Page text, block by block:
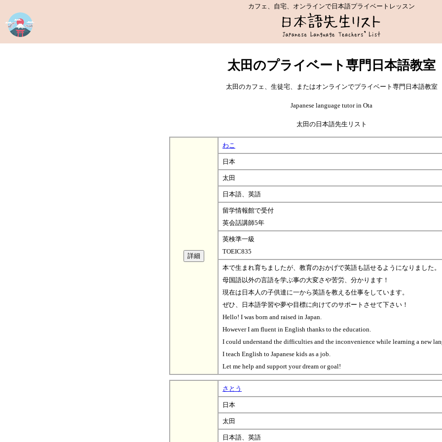
カフェ、自宅、オンラインで日本語プライベートレッスン
太田のプライベート専門日本語教室
太田のカフェ、生徒宅、またはオンラインでプライベート専門日本語教室
Japanese language tutor in Ota
太田の日本語先生リスト
わこ
日本
太田
日本語、英語
留学情報館で受付
英会話講師5年
英検準一級
TOEIC835
本で生まれ育ちましたが、教育のおかげで英語も話せるようになりました。
母国語以外の言語を学ぶ事の大変さや苦労、分かります！
現在は日本人の子供達に一から英語を教える仕事をしています。
ぜひ、日本語学習や夢や目標に向けてのサポートさせて下さい！
Hello! I was born and raised in Japan.
However I am fluent in English thanks to the education.
I could understand the difficulties and the inconvenience while learning a new
I teach English to Japanese kids as a job.
Let me help and support your dream or goal!
さとう
日本
太田
日本語、英語